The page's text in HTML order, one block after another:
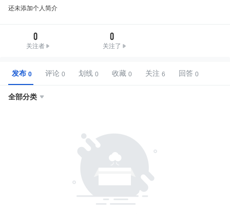
还未添加个人简介
0
关注者
0
关注了
发布 评论 划线 收藏 关注 回答
全部分类 